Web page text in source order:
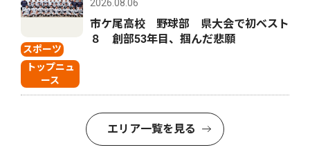
スポーツ
トップニュ
ース
2026.08.06
市ケ尾高校 野球部 県大会で初ベスト
８ 創部53年目、掴んだ悲願
エリア一覧を見る